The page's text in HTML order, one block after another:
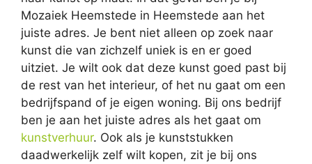
Mozaiek Heemstede in Heemstede aan het
juiste adres. Je bent niet alleen op zoek naar
kunst die van zichzelf uniek is en er goed
uitziet. Je wilt ook dat deze kunst goed past bij
de rest van het interieur, of het nu gaat om een
bedrijfspand of je eigen woning. Bij ons bedrijf
ben je aan het juiste adres als het gaat om
kunstverhuur. Ook als je kunststukken
daadwerkelijk zelf wilt kopen, zit je bij ons